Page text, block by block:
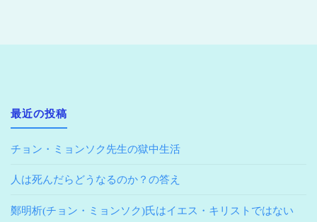
最近の投稿
チョン・ミョンソク先生の獄中生活
人は死んだらどうなるのか？の答え
鄭明析(チョン・ミョンソク)氏はイエス・キリストではない